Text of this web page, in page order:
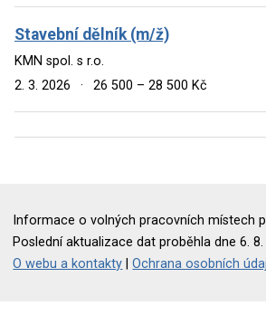
Stavební dělník (m/ž)
KMN spol. s r.o.
2. 3. 2026
· 26 500 – 28 500 Kč
Informace o volných pracovních místech
Poslední aktualizace dat proběhla dne 6. 8.
O webu a kontakty |Ochrana osobních